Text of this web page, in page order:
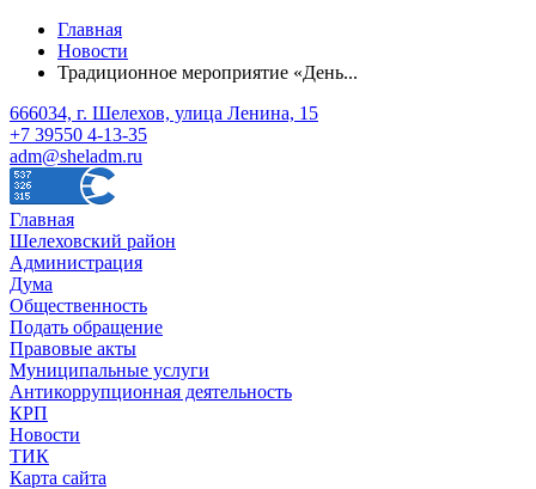
Главная
Новости
Традиционное мероприятие «День...
666034, г. Шелехов, улица Ленина, 15
+7 39550 4-13-35
adm@sheladm.ru
Главная
Шелеховский район
Администрация
Дума
Общественность
Подать обращение
Правовые акты
Муниципальные услуги
Антикоррупционная деятельность
КРП
Новости
ТИК
Карта сайта